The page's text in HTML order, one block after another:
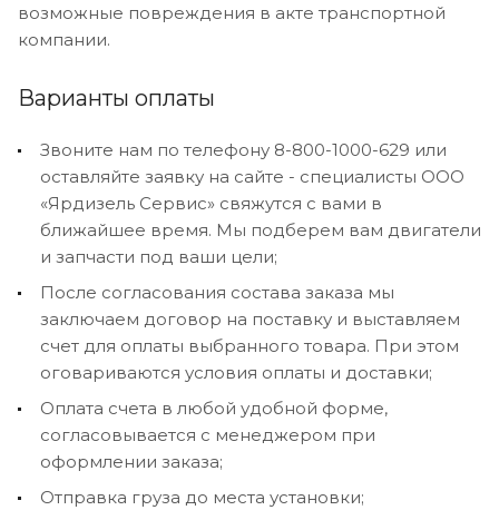
возможные повреждения в акте транспортной
компании.
Варианты оплаты
Звоните нам по телефону 8-800-1000-629 или
оставляйте заявку на сайте - специалисты ООО
«Ярдизель Сервис» свяжутся с вами в
ближайшее время. Мы подберем вам двигатели
и запчасти под ваши цели;
После согласования состава заказа мы
заключаем договор на поставку и выставляем
счет для оплаты выбранного товара. При этом
оговариваются условия оплаты и доставки;
Оплата счета в любой удобной форме,
согласовывается с менеджером при
оформлении заказа;
Отправка груза до места установки;